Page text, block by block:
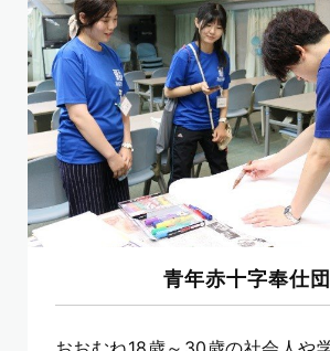
青年赤十字奉仕団